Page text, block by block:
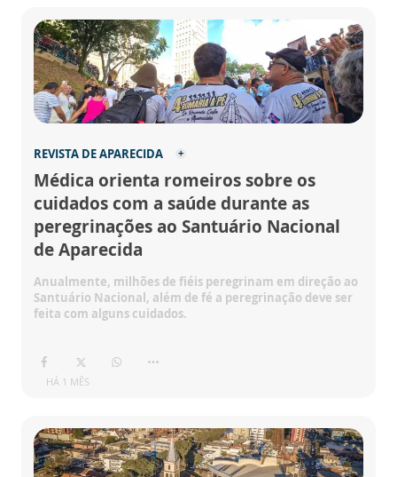
REVISTA DE APARECIDA
Médica orienta romeiros sobre os
cuidados com a saúde durante as
peregrinações ao Santuário Nacional
de Aparecida
Anualmente, milhões de fiéis peregrinam em direção ao
Santuário Nacional, além de fé a peregrinação deve ser
feita com alguns cuidados.
HÁ 1 MÊS